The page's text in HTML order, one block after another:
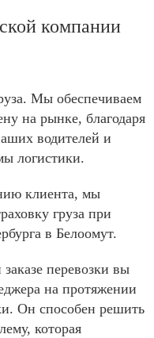
компании
Мы обеспечиваем
на рынке, благодаря
водителей и
логистики.
клиента, мы
груза при
в Белоомут.
перевозки вы
на протяжении
Он способен решить
которая